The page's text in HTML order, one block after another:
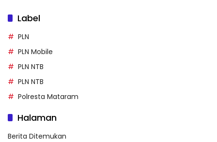
Label
PLN
PLN Mobile
PLN NTB
PLN NTB
Polresta Mataram
Halaman
Berita Ditemukan